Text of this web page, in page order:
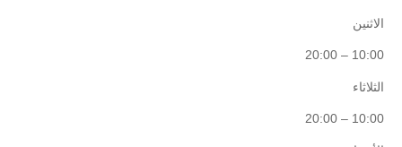
الاثنين
10:00 – 20:00
الثلاثاء
10:00 – 20:00